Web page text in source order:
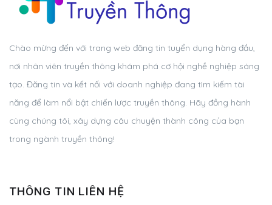
Chào mừng đến với trang web đăng tin tuyển dụng hàng đầu,
nơi nhân viên truyền thông khám phá cơ hội nghề nghiệp sáng
tạo. Đăng tin và kết nối với doanh nghiệp đang tìm kiếm tài
năng để làm nổi bật chiến lược truyền thông. Hãy đồng hành
cùng chúng tôi, xây dựng câu chuyện thành công của bạn
trong ngành truyền thông!
THÔNG TIN LIÊN HỆ